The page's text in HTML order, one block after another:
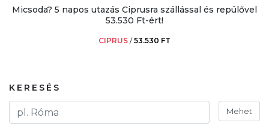
Micsoda? 5 napos utazás Ciprusra szállással és repülővel
53.530 Ft-ért!
CIPRUS /53.530 FT
KERESÉS
Mehet